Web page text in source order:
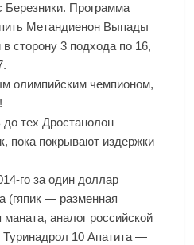
Березники. Программа
Метандиенон Выпады
сторону 3 подхода по 16,
олимпийским чемпионом,
до техДростанолон
, пока покрывают издержки
го за один доллар
(гяпик — разменная
аналог российской
Туринадрол 10 Апатита —